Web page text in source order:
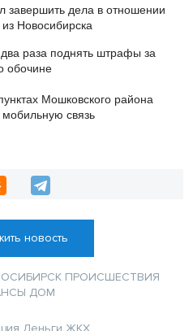
завершить дела в отношении
Новосибирска
раза поднять штрафы за
обочине
Мошковского района
связь
новость
ПРОИСШЕСТВИЯ
ДОМ
Деньги ЖКХ